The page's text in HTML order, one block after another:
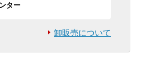
ター
卸販売について